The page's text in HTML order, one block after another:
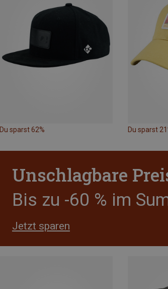
Du sparst 62% Du sparst
Unschlagbare
Bis zu -60 % im
Jetzt sparen